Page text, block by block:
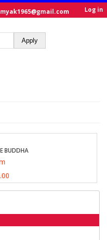
Log in
BUDDHA